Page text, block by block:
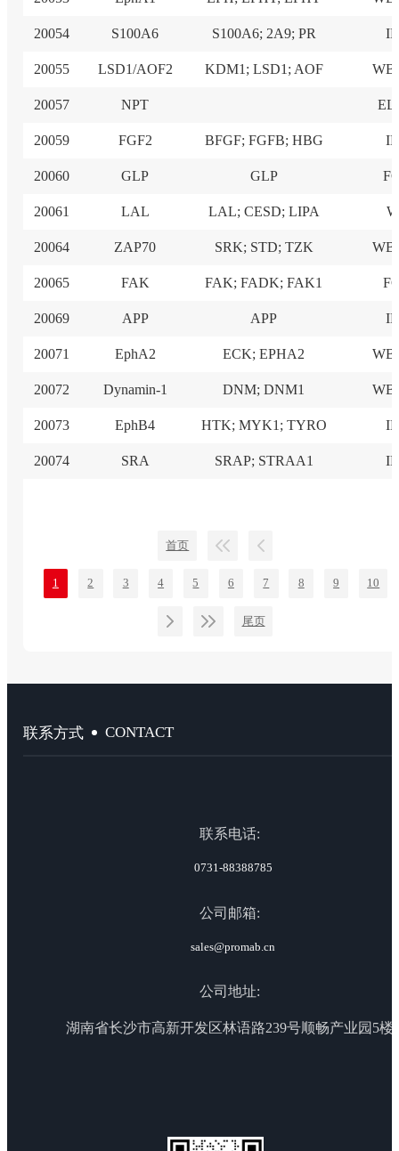
20054 S100A6 S100A6; 2A9; PR
20055 LSD1/AOF2 KDM1; LSD1; AOF
20057 NPT
20059 FGF2 BFGF; FGFB; HBG
20060 GLP GLP
20061 LAL LAL; CESD; LIPA
20064 ZAP70 SRK; STD; TZK
20065 FAK FAK; FADK; FAK1
20069 APP APP
20071 EphA2 ECK; EPHA2
20072 Dynamin-1 DNM; DNM1
20073 EphB4 HTK; MYK1; TYRO
20074 SRA SRAP; STRAA1
首页
1 2 3 4 5 6 7 8 9 10
尾页
联系方式 CONTACT
联系电话:
0731-88388785
公司邮箱:
sales@promab.cn
公司地址:
湖南省长沙市高新开发区林语路239号顺畅产业园5楼